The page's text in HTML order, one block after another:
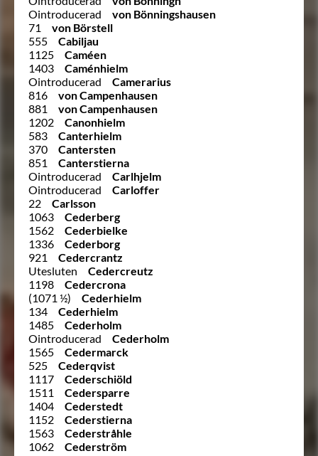
Ointroducerad
von Bönningshausen
71
von Börstell
555
Cabiljau
1125
Caméen
1403
Caménhielm
Ointroducerad
Camerarius
816
von Campenhausen
881
von Campenhausen
1202
Canonhielm
583
Canterhielm
370
Cantersten
851
Canterstierna
Ointroducerad
Carlhjelm
Ointroducerad
Carloffer
22
Carlsson
1063
Cederberg
1562
Cederbielke
1336
Cederborg
921
Cedercrantz
Utesluten
Cedercreutz
1198
Cedercrona
(1071 ½)
Cederhielm
134
Cederhielm
1485
Cederholm
Ointroducerad
Cederholm
1565
Cedermarck
525
Cederqvist
1117
Cederschiöld
1511
Cedersparre
1404
Cederstedt
1152
Cederstierna
1563
Cederstråhle
1062
Cederström